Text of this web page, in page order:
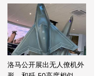
洛马公开展出无人僚机外